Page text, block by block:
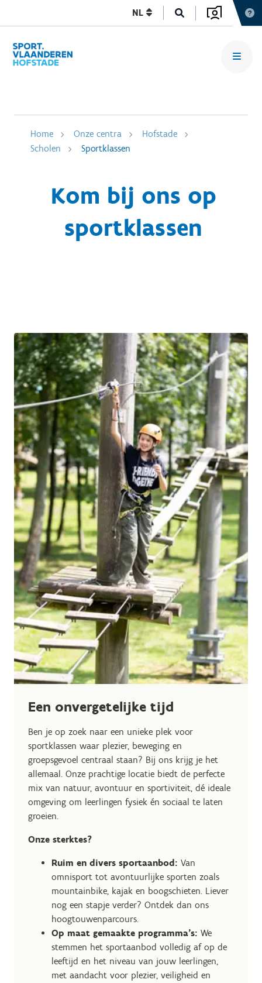
NL
Home Onze centra
Hofstade
Scholen
Sportklassen
Kom bij ons op
sportklassen
Een onvergetelijke tijd
Ben je op zoek naar een unieke plek voor
sportklassen waar plezier, beweging en
groepsgevoel centraal staan? Bij ons krijg je het
allemaal. Onze prachtige locatie biedt de perfecte
mix van natuur, avontuur en sportiviteit, dé ideale
omgeving om leerlingen fysiek én sociaal te laten
groeien.
Onze sterktes?
Ruim en divers sportaanbod: Van
omnisport tot avontuurlijke sporten zoals
mountainbike, kajak en boogschieten. Liever
nog een stapje verder? Ontdek dan ons
hoogtouwenparcours.
Op maat gemaakte programma’s: We
stemmen het sportaanbod volledig af op de
leeftijd en het niveau van jouw leerlingen,
met aandacht voor plezier, veiligheid en